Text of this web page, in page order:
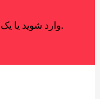
وارد شوید یا یک حساب کاربری جدید ایجاد کنید.